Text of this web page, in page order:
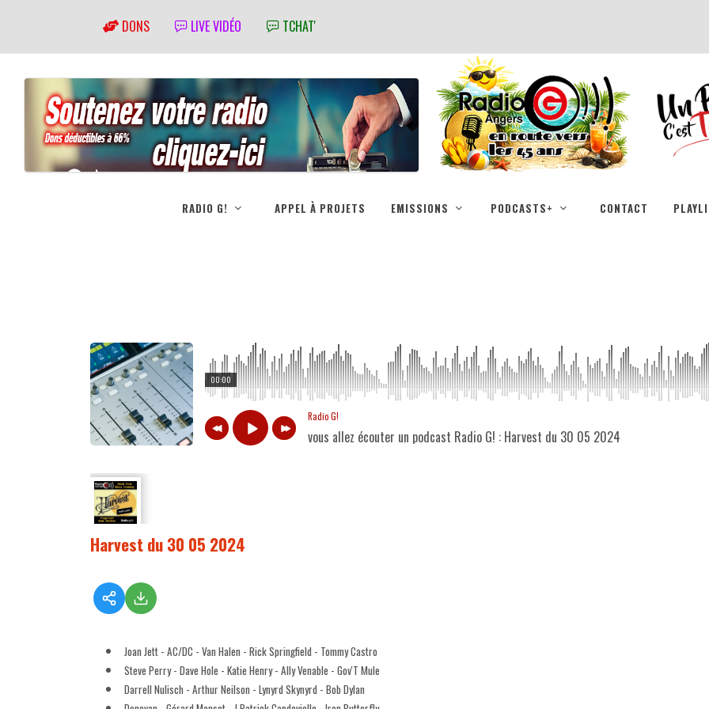
DONS LIVE VIDÉO TCHAT'
RADIO G! APPEL À PROJETS EMISSIONS PODCASTS+ CONTACT
00:00
Radio G!
vous allez écouter un podcast Radio G! : Harvest du 30 05 2024
Harvest du 30 05 2024
Joan Jett - AC/DC - Van Halen - Rick Springfield - Tommy Castro
Steve Perry - Dave Hole - Katie Henry - Ally Venable - Gov'T Mule
Darrell Nulisch - Arthur Neilson - Lynyrd Skynyrd - Bob Dylan